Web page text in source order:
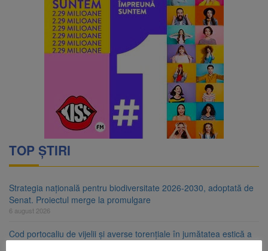
TOP ȘTIRI
Strategia națională pentru biodiversitate 2026-2030, adoptată de
Senat. Proiectul merge la promulgare
6 august 2026
Cod portocaliu de vijelii și averse torențiale în jumătatea estică a